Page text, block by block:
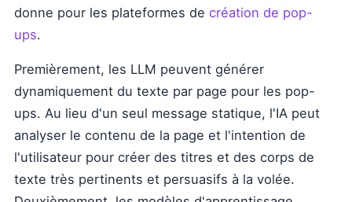
donne pour les plateformes de création de pop-
ups.
Premièrement, les LLM peuvent générer
dynamiquement du texte par page pour les pop-
ups. Au lieu d'un seul message statique, l'IA peut
analyser le contenu de la page et l'intention de
l'utilisateur pour créer des titres et des corps de
texte très pertinents et persuasifs à la volée.